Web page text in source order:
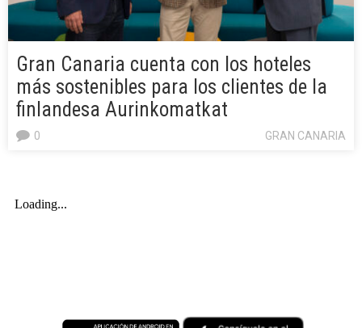
Gran Canaria cuenta con los hoteles
más sostenibles para los clientes de la
finlandesa Aurinkomatkat
GRAN CANARIA
0